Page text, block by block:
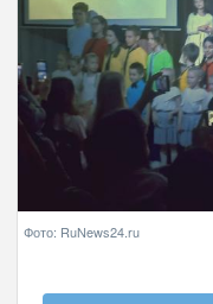
Фото: RuNews24.ru